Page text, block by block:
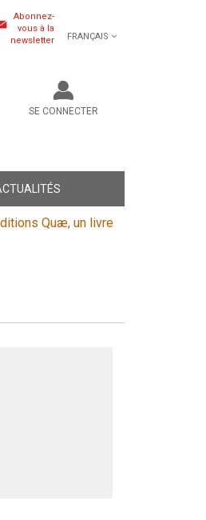
Abonnez-
vous à la
newsletter
FRANÇAIS
SE CONNECTER
Quæ, un livre